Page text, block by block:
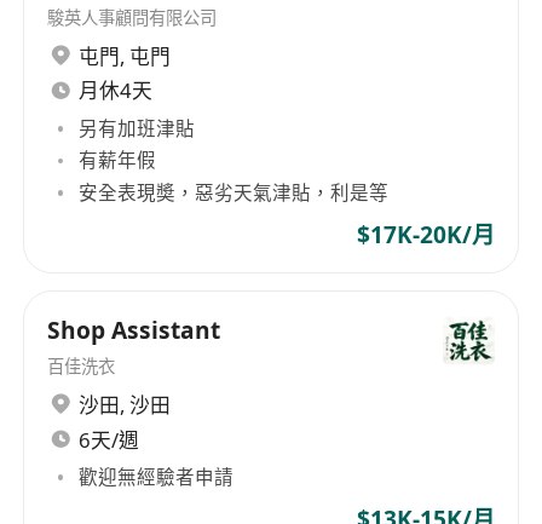
駿英人事顧問有限公司
屯門, 屯門
月休4天
另有加班津貼
有薪年假
安全表現奬，惡劣天氣津貼，利是等
$17K-20K/月
Shop Assistant
百佳洗衣
沙田, 沙田
6天/週
歡迎無經驗者申請